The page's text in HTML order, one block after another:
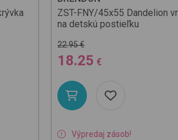
ZST-FNY/45x55 Dandelion
na detskú postieľku
22.95 €
18.25 €
Výpredaj zásob!